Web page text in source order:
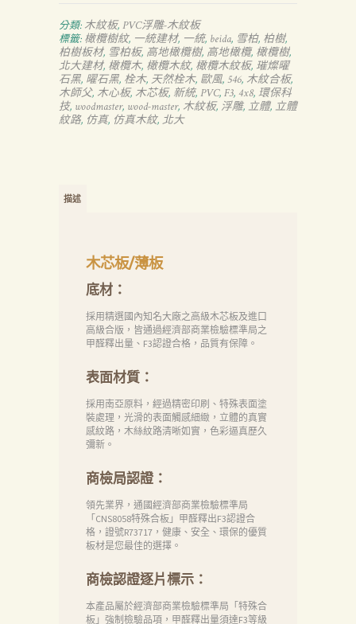
分類: 木紋板, PVC浮雕-木紋板
標籤: 橄欖樹紋, 一統建材, 一統, beida, 雪柏, 柏樹,
柏樹板材, 雪柏板, 高地橄欖樹, 高地橄欖, 橄欖樹,
北大建材, 橄欖木, 橄欖木紋, 橄欖木紋板, 璀燦曜
石黑, 曜石黑, 栓木, 天然栓木, 歐風, 546, 木紋合板,
木師父, 木心板, 木芯板, 新統, PVC, F3, 4x8, 環保科
技, woodmaster, wood-master, 木紋板, 浮雕, 立體, 立體
紋路, 仿真, 仿真木紋, 北大
描述
木芯板/薄板
底材：
採用精選國內知名大廠之高級木芯板及進口
高級合版，皆通過經濟部商業檢驗標準局之
甲醛釋出量、F3認證合格，品質有保障。
表面材質：
採用南亞原料，經過精密印刷、特殊表面塗
裝處理，光滑的表面觸感細緻，立體的真實
感紋路，木絲紋路清晰如實，色彩逼真歷久
彌新。
商檢局認證：
領先業界，通國經濟部商業檢驗標準局
「CNS8058特殊合板」甲醛釋出F3認證合
格，證號R73717，健康、安全、環保的優質
板材是您最佳的選擇。
商檢認證逐片標示：
本產品屬於經濟部商業檢驗標準局「特殊合
板」強制檢驗品項，甲醛釋出量須達F3等級